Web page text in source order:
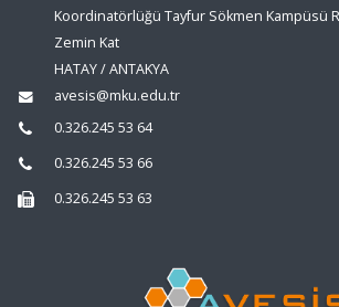
Koordinatörlüğü Tayfur Sökmen Kampüsü
Zemin Kat
HATAY / ANTAKYA
avesis@mku.edu.tr
0.326.245 53 64
0.326.245 53 66
0.326.245 53 63